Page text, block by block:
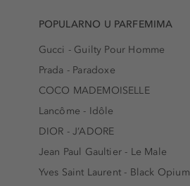
POPULARNO U PARFEMIMA
Gucci - Guilty Pour Homme
Prada - Paradoxe
COCO MADEMOISELLE
Lancôme - Idôle
DIOR - J’ADORE
Jean Paul Gaultier - Le Male
Yves Saint Laurent - Black Opium